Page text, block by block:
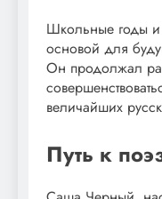
Школьные годы и
основой для
Он продолжал
величайших
Путь к